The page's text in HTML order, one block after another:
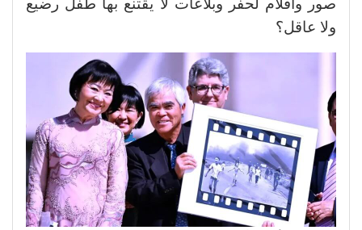
صور وأفلام لحفر وبلاعات لا يقتنع بها طفل رضيع
ولا عاقل؟